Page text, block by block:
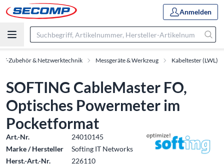
Anmelden
IT-Zubehör & Netzwerktechnik Messgeräte & Werkzeug Kabeltester (LWL)
SOFTING CableMaster FO,
Optisches Powermeter im
Pocketformat
Art.-Nr.
24010145
Marke / Hersteller
Softing IT Networks
Herst.-Art.-Nr.
226110